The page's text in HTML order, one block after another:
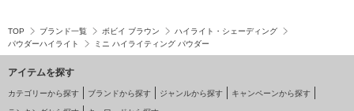
TOP ブランド一覧 ボビイ ブラウン
ハイライト・シェーディング
パウダーハイライト
ミニ ハイライティング パウダー
アイテムを探す
カテゴリーから探す ブランドから探す ジャンルから探す キャンペーンから探す